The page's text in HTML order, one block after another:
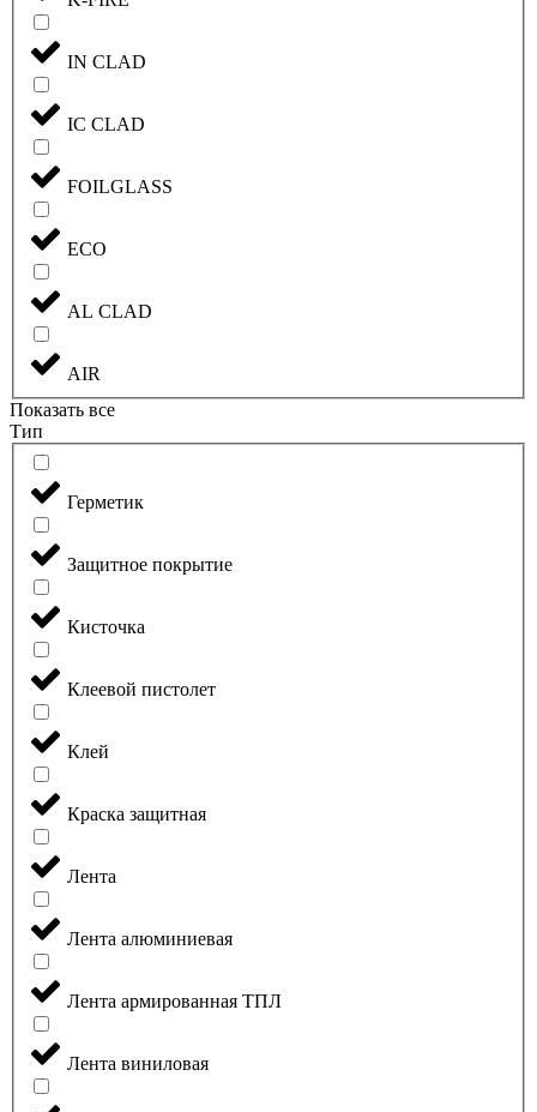
IN CLAD
IC CLAD
FOILGLASS
ECO
AL CLAD
AIR
Показать все
Тип
Герметик
Защитное покрытие
Кисточка
Клеевой пистолет
Клей
Краска защитная
Лента
Лента алюминиевая
Лента армированная ТПЛ
Лента виниловая